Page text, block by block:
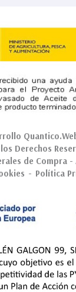
los Derechos
de Compra -
- Política